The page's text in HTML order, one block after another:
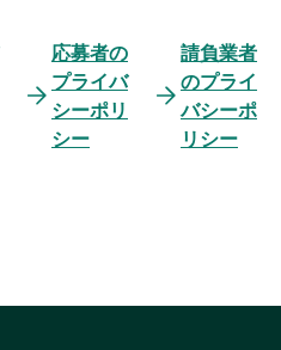
応募者の
プライバ
シーポリ
シー
請負業者
のプライ
バシーポ
リシー